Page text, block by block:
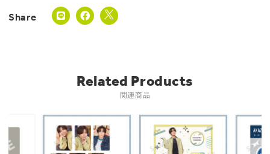
Related Products
関連商品